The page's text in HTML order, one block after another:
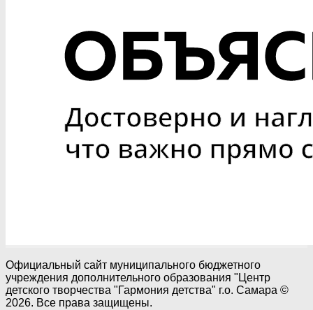
Официальный сайт муниципального бюджетного
учреждения дополнительного образования "Центр
детского творчества "Гармония детства" г.о. Самара ©
2026. Все права защищены.